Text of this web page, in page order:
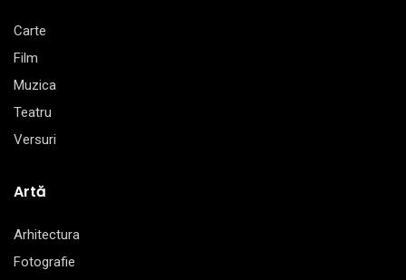
Carte
Film
Muzica
Teatru
Versuri
Artă
Arhitectura
Fotografie